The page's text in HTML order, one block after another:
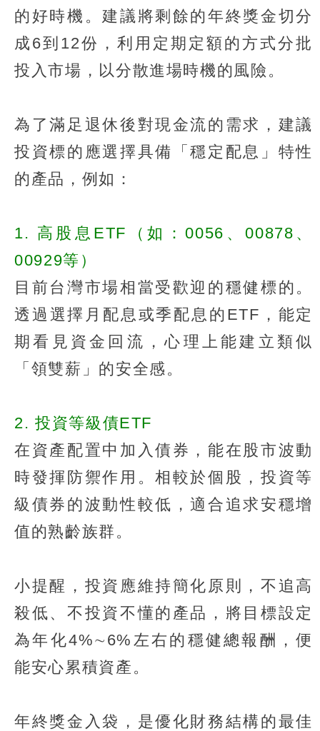
的好時機。建議將剩餘的年終獎金切分
成6到12份，利用定期定額的方式分批
投入市場，以分散進場時機的風險。
為了滿足退休後對現金流的需求，建議
投資標的應選擇具備「穩定配息」特性
的產品，例如：
1. 高股息ETF（如：0056、00878、
00929等）
目前台灣市場相當受歡迎的穩健標的。
透過選擇月配息或季配息的ETF，能定
期看見資金回流，心理上能建立類似
「領雙薪」的安全感。
2. 投資等級債ETF
在資產配置中加入債券，能在股市波動
時發揮防禦作用。相較於個股，投資等
級債券的波動性較低，適合追求安穩增
值的熟齡族群。
小提醒，投資應維持簡化原則，不追高
殺低、不投資不懂的產品，將目標設定
為年化4%∼6%左右的穩健總報酬，便
能安心累積資產。
年終獎金入袋，是優化財務結構的最佳